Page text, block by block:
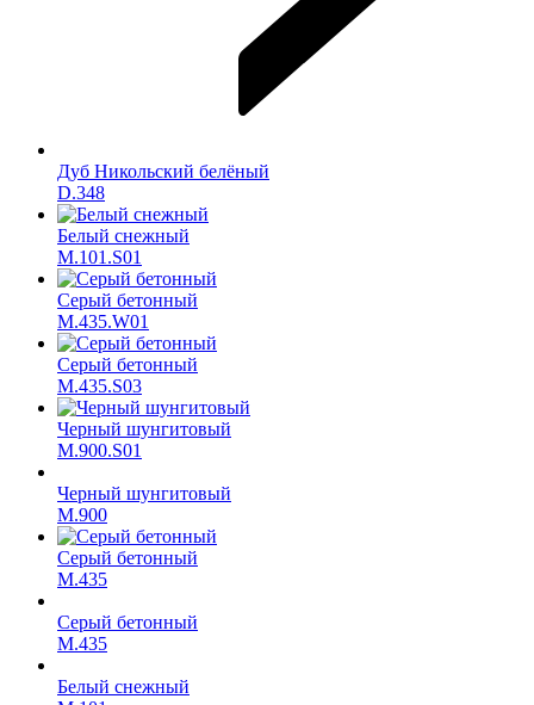
Дуб Никольский белёный
D.348
Белый снежный
M.101.S01
Серый бетонный
M.435.W01
Серый бетонный
M.435.S03
Черный шунгитовый
M.900.S01
Черный шунгитовый
M.900
Серый бетонный
М.435
Серый бетонный
М.435
Белый снежный